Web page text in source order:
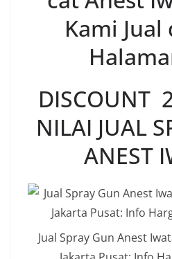
Kami
DISCOUNT
NILAI JUAL
ANEST
Jual Spray Gun Anest